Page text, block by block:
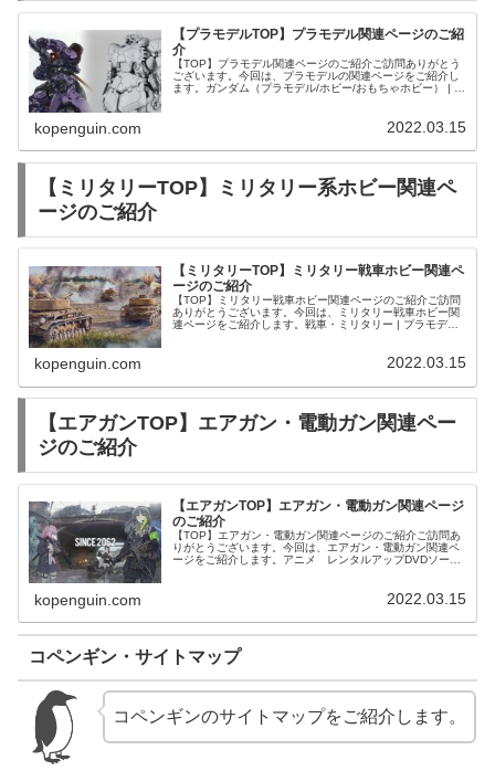
【プラモデルTOP】プラモデル関連ページのご紹
介
【TOP】プラモデル関連ページのご紹介ご訪問ありがとう
ございます。今回は、プラモデルの関連ページをご紹介し
ます。ガンダム（プラモデル/ホビー/おもちゃホビー） | 中
kopenguin.com 2022.03.15
【ミリタリーTOP】ミリタリー系ホビー関連ペ
ージのご紹介
【ミリタリーTOP】ミリタリー戦車ホビー関連ペ
ージのご紹介
【TOP】ミリタリー戦車ホビー関連ページのご紹介ご訪問
ありがとうございます。今回は、ミリタリー戦車ホビー関
連ページをご紹介します。戦車・ミリタリー | プラモデル
kopenguin.com 2022.03.15
【エアガンTOP】エアガン・電動ガン関連ペー
ジのご紹介
【エアガンTOP】エアガン・電動ガン関連ページ
のご紹介
【TOP】エアガン・電動ガン関連ページのご紹介ご訪問あ
りがとうございます。今回は、エアガン・電動ガン関連ペ
ージをご紹介します。アニメ レンタルアップDVDソード
kopenguin.com 2022.03.15
コペンギン・サイトマップ
コペンギンのサイトマップをご紹介します。